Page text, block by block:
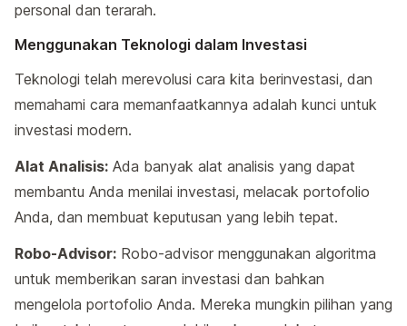
personal dan terarah.
Menggunakan Teknologi dalam Investasi
Teknologi telah merevolusi cara kita berinvestasi, dan
memahami cara memanfaatkannya adalah kunci untuk
investasi modern.
Alat Analisis: Ada banyak alat analisis yang dapat
membantu Anda menilai investasi, melacak portofolio
Anda, dan membuat keputusan yang lebih tepat.
Robo-Advisor: Robo-advisor menggunakan algoritma
untuk memberikan saran investasi dan bahkan
mengelola portofolio Anda. Mereka mungkin pilihan yang